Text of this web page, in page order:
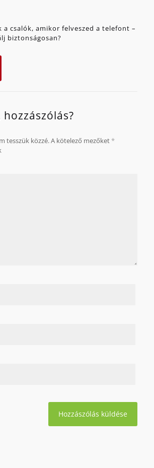
a csalók, amikor felveszed a telefont –
biztonságosan?
tesszük közzé.A kötelező mezőket*